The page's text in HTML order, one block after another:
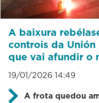
A baixura
controis da
que vai afundir o
19/01/2026 14:49
A frota quedou